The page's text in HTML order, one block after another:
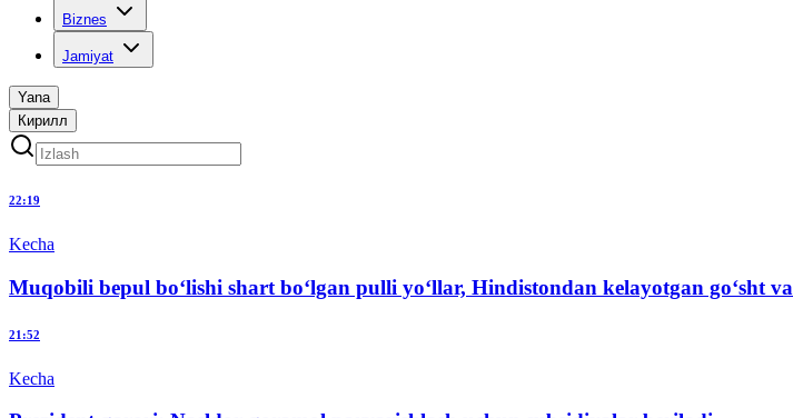
Biznes
Jamiyat
Yana
Кирилл
22:19
Kecha
Muqobili bepul bo‘lishi shart bo‘lgan pulli yo‘llar, Hindistondan kelayotgan go‘sht
21:52
Kecha